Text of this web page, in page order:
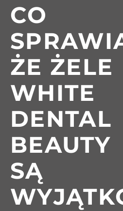
CO
ŻE ŻELE
WHITE
DENTAL
BEAUTY
SĄ